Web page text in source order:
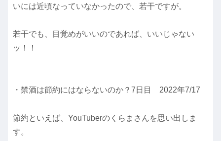
いには近頃なっていなかったので、若干ですが。
若干でも、目覚めがいいのであれば、いいじゃない
ッ！！
・禁酒は節約にはならないのか？7日目 2022年7/17
節約といえば、YouTuberのくらまさんを思い出しま
す。